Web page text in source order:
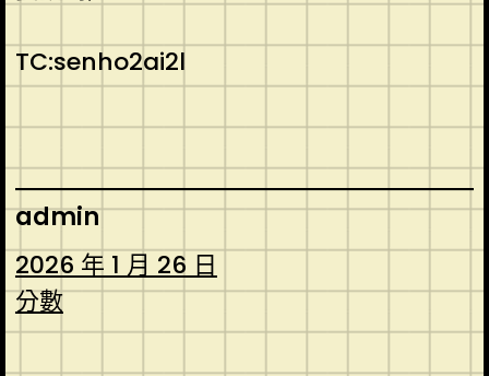
TC:senho2ai2l
admin
2026 年 1 月 26 日
分數